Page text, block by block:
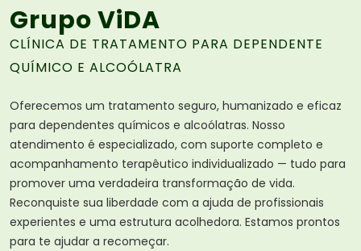
Grupo ViDA
CLÍNICA DE TRATAMENTO PARA DEPENDENTE
QUÍMICO E ALCOÓLATRA
Oferecemos um tratamento seguro, humanizado e eficaz
para dependentes químicos e alcoólatras. Nosso
atendimento é especializado, com suporte completo e
acompanhamento terapêutico individualizado — tudo para
promover uma verdadeira transformação de vida.
Reconquiste sua liberdade com a ajuda de profissionais
experientes e uma estrutura acolhedora. Estamos prontos
para te ajudar a recomeçar.